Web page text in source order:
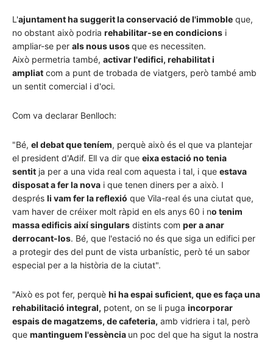
L'ajuntament ha suggerit la conservació de l'immoble que,
no obstant això podria rehabilitar-se en condicions i
ampliar-se per als nous usosque es necessiten.
Això permetria també, activar l'edifici, rehabilitat i
ampliat com a punt de trobada de viatgers, però també amb
un sentit comercial i d'oci.
Com va declarar Benlloch:
"Bé, el debat que teníem, perquè això és el que va plantejar
el president d'Adif. Ell va dir que eixa estació no tenia
sentit ja per a una vida real com aquesta i tal, i que estava
disposat a fer la nova i que tenen diners per a això. I
després li vam fer la reflexió que Vila-real és una ciutat que,
vam haver de créixer molt ràpid en els anys 60 i no tenim
massa edificis així singulars distints com per a anar
derrocant-los. Bé, que l'estació no és que siga un edifici per
a protegir des del punt de vista urbanístic, però té un sabor
especial per a la història de la ciutat".
"Això es pot fer, perquè hi ha espai suficient, que es faça una
rehabilitació integral, potent, on se li puga incorporar
espais de magatzems, de cafeteria, amb vidriera i tal, però
que mantinguem l'essència un poc del que ha sigut la nostra